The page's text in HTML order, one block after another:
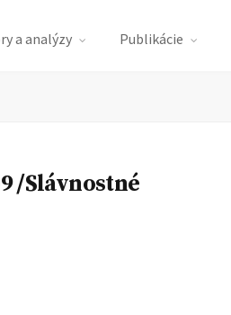
a analýzy Publikácie
/Slávnostné